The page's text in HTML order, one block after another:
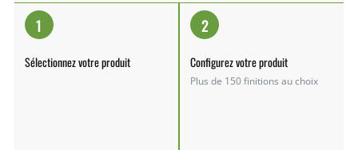
1
Sélectionnez votre produit
2
Configurez votre produit
Plus de 150 finitions au choix